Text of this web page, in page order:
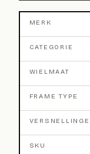
MERK
CATEGORIE
WIELMAAT
FRAME TYPE
SKU